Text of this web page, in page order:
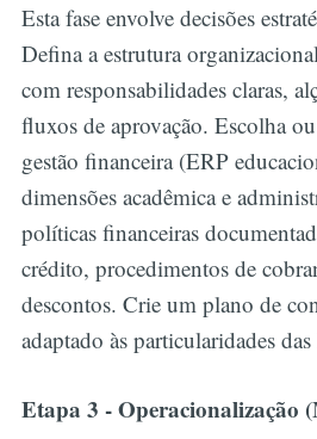
Esta fase envolve decisões
Defina a estrutura
com responsabilidades claras,
fluxos de aprovação. Escolha
gestão financeira (ERP
dimensões acadêmica e
políticas financeiras
crédito, procedimentos de
descontos. Crie um plano de
adaptado às particularidades
Etapa 3 - Operacionalização